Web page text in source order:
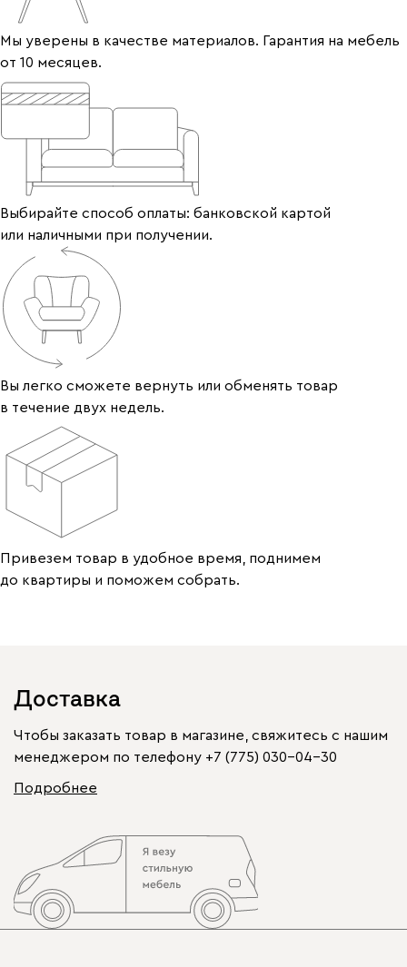
Мы уверены в качестве материалов. Гарантия на мебель
от 10 месяцев.
Выбирайте способ оплаты: банковской картой
или наличными при получении.
Вы легко сможете вернуть или обменять товар
в течение двух недель.
Привезем товар в удобное время, поднимем
до квартиры и поможем собрать.
Доставка
Чтобы заказать товар в магазине, свяжитесь с нашим
менеджером по телефону +7 (775) 030-04-30
Подробнее